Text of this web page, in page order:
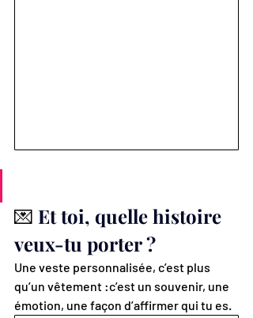
💌 Et toi, quelle histoire
veux-tu porter ?
Une veste personnalisée, c’est plus
qu’un vêtement :c’est un souvenir, une
émotion, une façon d’affirmer qui tu es.